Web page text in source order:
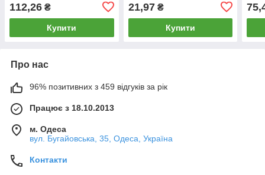
30*20см 2860011
112,26 ₴
Купити
21,97₴
Купити
Про нас
96% позитивних з 459 відгуків за рік
Працює з 18.10.2013
м. Одеса
вул. Бугайовська, 35, Одеса, Україна
Контакти